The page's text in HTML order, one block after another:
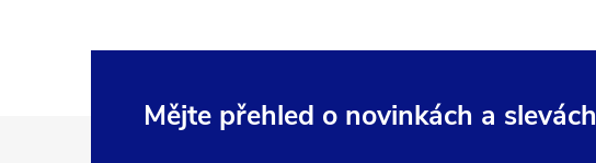
Mějte přehled o novinkách a slevách